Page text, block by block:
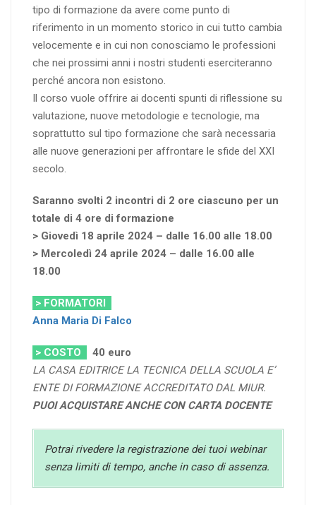
tipo di formazione da avere come punto di
riferimento in un momento storico in cui tutto cambia
velocemente e in cui non conosciamo le professioni
che nei prossimi anni i nostri studenti eserciteranno
perché ancora non esistono.
Il corso vuole offrire ai docenti spunti di riflessione su
valutazione, nuove metodologie e tecnologie, ma
soprattutto sul tipo formazione che sarà necessaria
alle nuove generazioni per affrontare le sfide del XXI
secolo.
Saranno svolti 2 incontri di 2 ore ciascuno per un
totale di 4 ore di formazione
> Giovedì 18 aprile 2024 – dalle 16.00 alle 18.00
> Mercoledì 24 aprile 2024 – dalle 16.00 alle
18.00
> FORMATORI
Anna Maria Di Falco
> COSTO 40 euro
LA CASA EDITRICE LA TECNICA DELLA SCUOLA E’
ENTE DI FORMAZIONE ACCREDITATO DAL MIUR.
PUOI ACQUISTARE ANCHE CON CARTA DOCENTE
Potrai rivedere la registrazione dei tuoi webinar
senza limiti di tempo, anche in caso di assenza.